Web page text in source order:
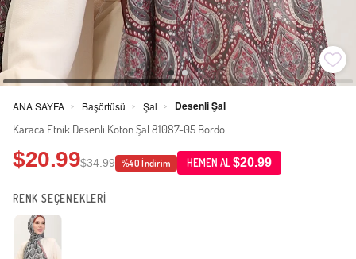
ANA SAYFA > Başörtüsü > Şal > Desenli Şal
Karaca Etnik Desenli Koton Şal 81087-05 Bordo
$20.99$34.99 %40 İndirim HEMEN AL$20.99
RENK SEÇENEKLERİ